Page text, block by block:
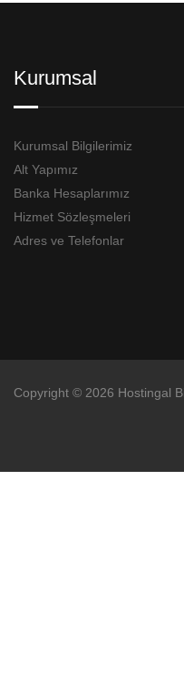
Kurumsal
Kurumsal Bilgilerimiz
Alt Yapımız
Banka Hesaplarımız
Hizmet Sözleşmeleri
Adres ve Telefonlar
Copyright © 2026 Hostingal